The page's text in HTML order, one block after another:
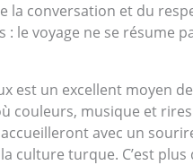
la conversation et du
: le voyage ne se résume
est un excellent moyen
couleurs, musique et
avec un
culture turque. C’est